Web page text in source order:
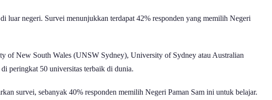
luar negeri. Survei menunjukkan terdapat 42% responden yang memilih Negeri
of New South Wales (UNSW Sydney), University of Sydney atau Australian
peringkat 50 universitas terbaik di dunia.
survei, sebanyak 40% responden memilih Negeri Paman Sam ini untuk belajar.